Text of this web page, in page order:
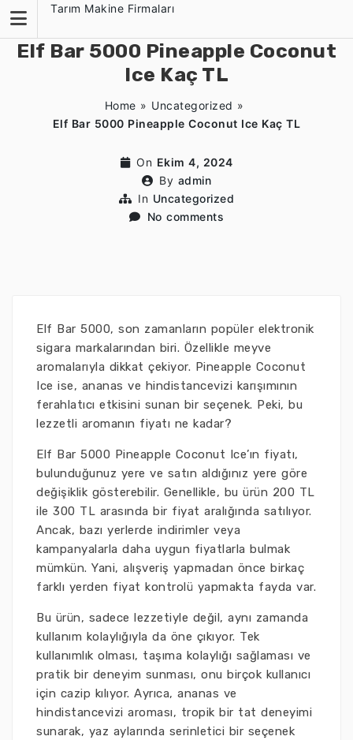
content
Tarım Makine Firmaları
Elf Bar 5000 Pineapple Coconut
Ice Kaç TL
Home » Uncategorized »
Elf Bar 5000 Pineapple Coconut Ice Kaç TL
On Ekim 4, 2024
By admin
In Uncategorized
No comments
Elf Bar 5000, son zamanların popüler elektronik
sigara markalarından biri. Özellikle meyve
aromalarıyla dikkat çekiyor. Pineapple Coconut
Ice ise, ananas ve hindistancevizi karışımının
ferahlatıcı etkisini sunan bir seçenek. Peki, bu
lezzetli aromanın fiyatı ne kadar?
Elf Bar 5000 Pineapple Coconut Ice’ın fiyatı,
bulunduğunuz yere ve satın aldığınız yere göre
değişiklik gösterebilir. Genellikle, bu ürün 200 TL
ile 300 TL arasında bir fiyat aralığında satılıyor.
Ancak, bazı yerlerde indirimler veya
kampanyalarla daha uygun fiyatlarla bulmak
mümkün. Yani, alışveriş yapmadan önce birkaç
farklı yerden fiyat kontrolü yapmakta fayda var.
Bu ürün, sadece lezzetiyle değil, aynı zamanda
kullanım kolaylığıyla da öne çıkıyor. Tek
kullanımlık olması, taşıma kolaylığı sağlaması ve
pratik bir deneyim sunması, onu birçok kullanıcı
için cazip kılıyor. Ayrıca, ananas ve
hindistancevizi aroması, tropik bir tat deneyimi
sunarak, yaz aylarında serinletici bir seçenek